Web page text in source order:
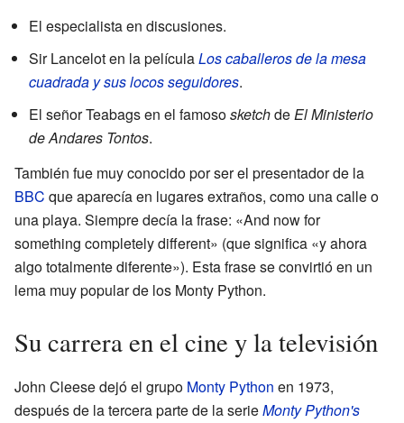
El especialista en discusiones.
Sir Lancelot en la películaLos caballeros de la mesa
cuadrada y sus locos seguidores.
El señor Teabags en el famososketchdeEl Ministerio
de Andares Tontos.
También fue muy conocido por ser el presentador de la
BBC que aparecía en lugares extraños, como una calle o
una playa. Siempre decía la frase: «And now for
something completely different» (que significa «y ahora
algo totalmente diferente»). Esta frase se convirtió en un
lema muy popular de los Monty Python.
Su carrera en el cine y la televisión
John Cleese dejó el grupo Monty Python en 1973,
después de la tercera parte de la serieMonty Python's